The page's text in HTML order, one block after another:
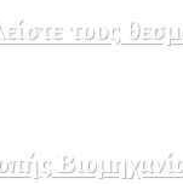
τους